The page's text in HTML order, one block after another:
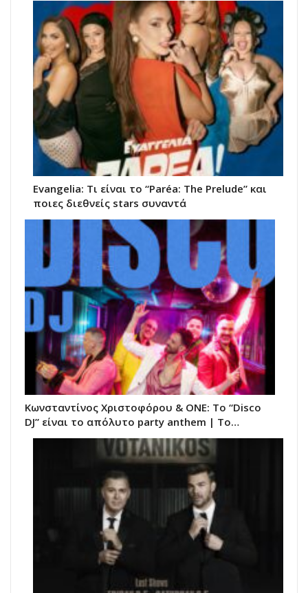
Evangelia: Τι είναι το “Paréa: The Prelude” και
ποιες διεθνείς stars συναντά
Κωνσταντίνος Χριστοφόρου & ΟΝΕ: Το “Disco
DJ” είναι το απόλυτο party anthem | Το…